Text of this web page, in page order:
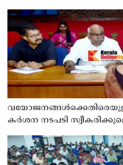
കർശന നടപടി